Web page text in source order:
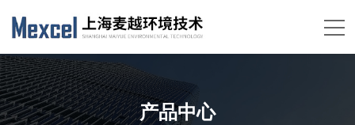
产品中心